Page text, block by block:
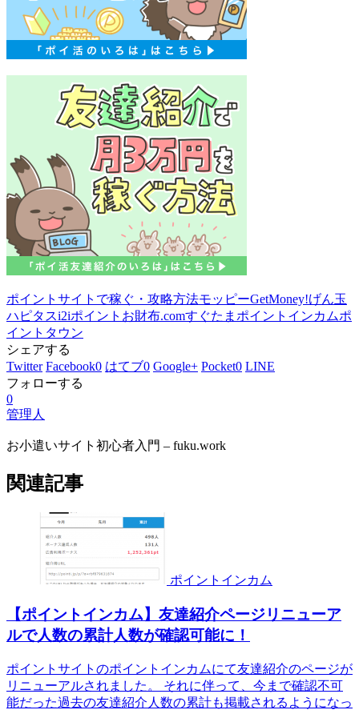
ポイントサイトで稼ぐ・攻略方法モッピーGetMoney!げん玉
ハピタスi2iポイント お財布.comすぐたま ポイントインカムポ
イントタウン
シェアする
Twitter Facebook0 はてブ0 Google+ Pocket0 LINE
フォローする
0
管理人
お小遣いサイト初心者入門 – fuku.work
関連記事
ポイントインカム
【ポイントインカム】友達紹介ページリニューア
ルで人数の累計人数が確認可能に！
ポイントサイトのポイントインカムにて友達紹介のページが
リニューアルされました。 それに伴って、今まで確認不可
能だった過去の友達紹介人数の累計も掲載されるようになっ